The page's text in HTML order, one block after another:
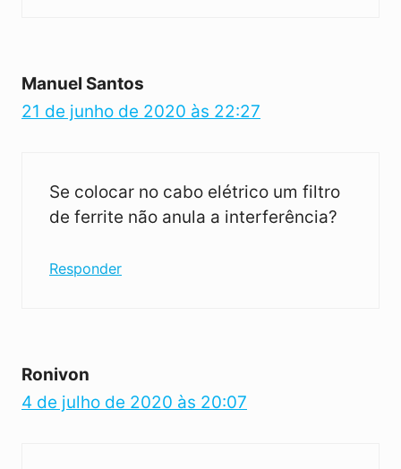
Manuel Santos
21 de junho de 2020 às 22:27
Se colocar no cabo elétrico um filtro
de ferrite não anula a interferência?
Responder
Ronivon
4 de julho de 2020 às 20:07